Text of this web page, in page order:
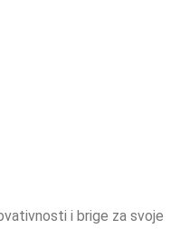
i brige za svoje